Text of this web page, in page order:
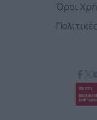
Όροι